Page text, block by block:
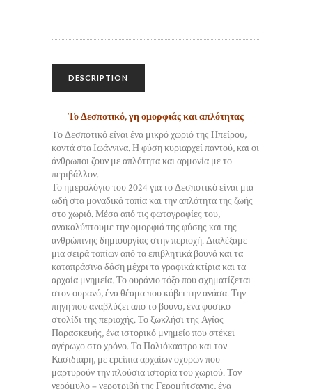
DESCRIPTION
Το Δεσποτικό, γη ομορφιάς και απλότητας
Tο Δεσποτικό είναι ένα μικρό χωριό της Ηπείρου,
κοντά στα Ιωάννινα. Η φύση κυριαρχεί παντού, και οι
άνθρωποι ζουν με απλότητα και αρμονία με το
περιβάλλον.
Το ημερολόγιο του 2024 για το Δεσποτικό είναι μια
ωδή στα μοναδικά τοπία και την απλότητα της ζωής
στο χωριό. Μέσα από τις φωτογραφίες του,
ανακαλύπτουμε την ομορφιά της φύσης και της
ανθρώπινης δημιουργίας στην περιοχή. Διαλέξαμε
μια σειρά τοπίων από τα επιβλητικά βουνά και τα
καταπράσινα δάση μέχρι τα γραφικά κτίρια και τα
αρχαία μνημεία. Το ουράνιο τόξο που σχηματίζεται
στον ουρανό, ένα θέαμα που κόβει την ανάσα. Την
πηγή που αναβλύζει από το βουνό, ένα φυσικό
στολίδι της περιοχής. Το ξωκλήσι της Αγίας
Παρασκευής, ένα ιστορικό μνημείο που στέκει
αγέρωχο στο χρόνο. Το Παλιόκαστρο και τον
Κασιδιάρη, με ερείπια αρχαίων οχυρών που
μαρτυρούν την πλούσια ιστορία του χωριού. Τον
νερόμυλο – νεροτριβή της Γερομήτσανης, ένα